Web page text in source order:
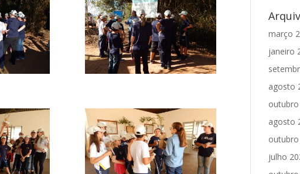
março
janeiro
agosto
agosto
julho